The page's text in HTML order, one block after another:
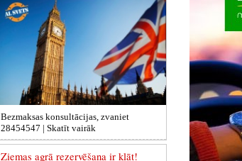
Bezmaksas konsultācijas, zvaniet
28454547 | Skatīt vairāk
Ziemas agrā rezervēšana ir klāt!